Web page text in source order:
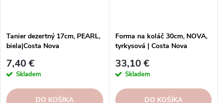
Tanier dezertný 17cm, PEARL,
biela|Costa Nova
7,40 €
Skladem
DO KOŠÍKA
Forma na koláč 30cm, NOVA,
tyrkysová | Costa Nova
33,10 €
Skladem
DO KOŠÍKA